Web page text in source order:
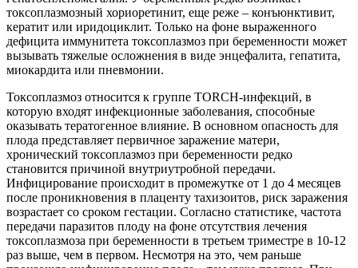
токсоплазмозный хориоретинит, еще реже – конъюнктивит,
кератит или иридоциклит. Только на фоне выраженного
дефицита иммунитета токсоплазмоз при беременности может
вызывать тяжелые осложнения в виде энцефалита, гепатита,
миокардита или пневмонии.
Токсоплазмоз относится к группе TORCH-инфекций, в
которую входят инфекционные заболевания, способные
оказывать тератогенное влияние. В основном опасность для
плода представляет первичное заражение матери,
хронический токсоплазмоз при беременности редко
становится причиной внутриутробной передачи.
Инфицирование происходит в промежутке от 1 до 4 месяцев
после проникновения в плаценту тахизоитов, риск заражения
возрастает со сроком гестации. Согласно статистике, частота
передачи паразитов плоду на фоне отсутствия лечения
токсоплазмоза при беременности в третьем триместре в 10-12
раз выше, чем в первом. Несмотря на это, чем раньше